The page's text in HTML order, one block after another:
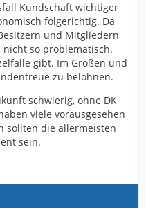
Kundschaft wichtiger
folgerichtig. Da
und Mitgliedern
so problematisch.
gibt. Im Großen und
zu belohnen.
schwierig, ohne DK
viele vorausgesehen
sollten die allermeisten
sein.